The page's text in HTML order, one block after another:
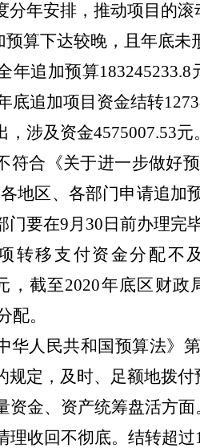
分年安排，推动项目的滚
算下达较晚，且年底未
年追加预算183245233.8
底追加项目资金结转
，涉及资金4575007.53元。
符合 《关于进一步做好
各地区、各部门申请追加
门要在9月 30 日前办理完
转移支付资金分配不
，截至2020年底区财政
配。
华人民共和国预算法》
规定，及时、足额地拨
资金、资产统筹盘活方面
理收回不彻底。 结转超过